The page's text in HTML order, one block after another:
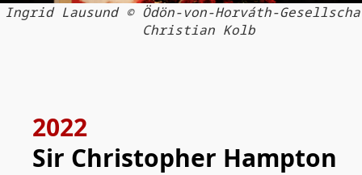
Ingrid Lausund © Ödön-von-Horváth-
Christian Kolb
2022
Sir Christopher Hampton